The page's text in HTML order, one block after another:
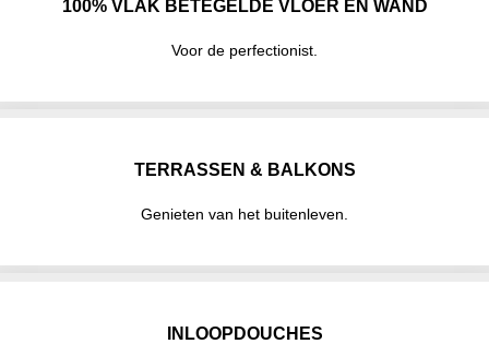
100% VLAK BETEGELDE VLOER EN WAND
Voor de perfectionist.
TERRASSEN & BALKONS
Genieten van het buitenleven.
INLOOPDOUCHES